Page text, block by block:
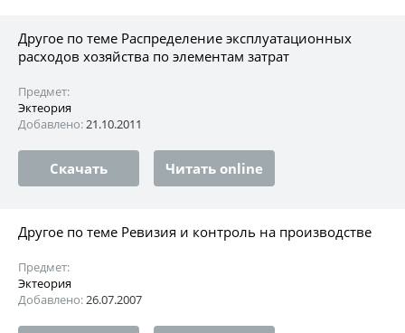
Другое по теме Распределение эксплуатационных
расходов хозяйства по элементам затрат
Предмет:
Эктеория
Добавлено:21.10.2011
Скачать Читать online
Другое по теме Ревизия и контроль на производстве
Предмет:
Эктеория
Добавлено:26.07.2007